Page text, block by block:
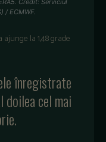
Credit: Serviciul
/ ECMWF.
la 1,48 grade
înregistrate
doileacelmai
.